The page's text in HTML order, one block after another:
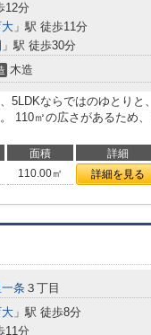
12分
」駅 徒歩11分
」駅 徒歩30分
木造
5LDKならではのゆとりと
110㎡の広さがあるため
面積 詳細
110.00㎡ 詳細を見る
条 ３丁目
」駅 徒歩8分
11分